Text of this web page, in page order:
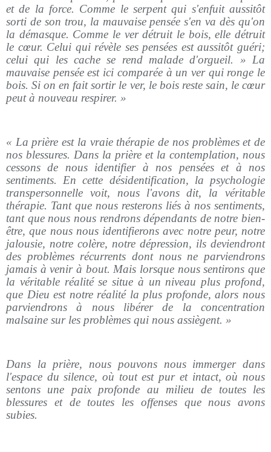
et de la force. Comme le serpent qui s'enfuit aussitôt
sorti de son trou, la mauvaise pensée s'en va dès qu'on
la démasque. Comme le ver détruit le bois, elle détruit
le cœur. Celui qui révèle ses pensées est aussitôt guéri;
celui qui les cache se rend malade d'orgueil. » La
mauvaise pensée est ici comparée à un ver qui ronge le
bois. Si on en fait sortir le ver, le bois reste sain, le cœur
peut à nouveau respirer. »
« La prière est la vraie thérapie de nos problèmes et de
nos blessures. Dans la prière et la contemplation, nous
cessons de nous identifier à nos pensées et à nos
sentiments. En cette désidentification, la psychologie
transpersonnelle voit, nous l'avons dit, la véritable
thérapie. Tant que nous resterons liés à nos sentiments,
tant que nous nous rendrons dépendants de notre bien-
être, que nous nous identifierons avec notre peur, notre
jalousie, notre colère, notre dépression, ils deviendront
des problèmes récurrents dont nous ne parviendrons
jamais à venir à bout. Mais lorsque nous sentirons que
la véritable réalité se situe à un niveau plus profond,
que Dieu est notre réalité la plus profonde, alors nous
parviendrons à nous libérer de la concentration
malsaine sur les problèmes qui nous assiègent. »
Dans la prière, nous pouvons nous immerger dans
l'espace du silence, où tout est pur et intact, où nous
sentons une paix profonde au milieu de toutes les
blessures et de toutes les offenses que nous avons
subies.